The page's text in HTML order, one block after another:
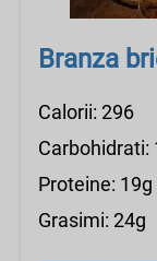
Branza
Calorii: 296
Carbohidrati:
Proteine: 19g
Grasimi: 24g